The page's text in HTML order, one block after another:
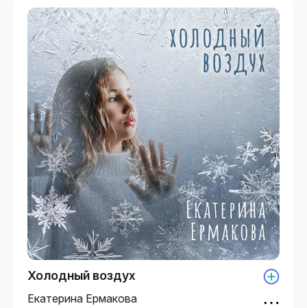
Холодный воздух
Екатерина Ермакова